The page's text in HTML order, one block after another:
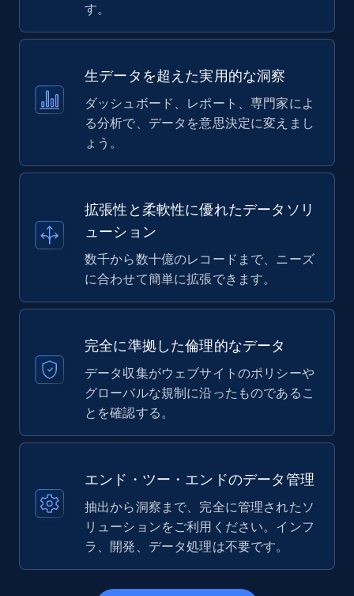
す。
生データを超えた実用的な洞察
ダッシュボード、レポート、専門家によ
る分析で、データを意思決定に変えまし
ょう。
拡張性と柔軟性に優れたデータソリ
ューション
数千から数十億のレコードまで、ニーズ
に合わせて簡単に拡張できます。
完全に準拠した倫理的なデータ
データ収集がウェブサイトのポリシーや
グローバルな規制に沿ったものであるこ
とを確認する。
エンド・ツー・エンドのデータ管理
抽出から洞察まで、完全に管理されたソ
リューションをご利用ください。インフ
ラ、開発、データ処理は不要です。